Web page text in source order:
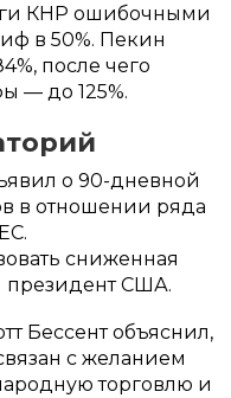
КНР ошибочными
в 50%. Пекин
после чего
— до 125%.
о 90-дневной
в отношении ряда
сниженная
президент США.
Бессент объяснил,
с желанием
торговлю и